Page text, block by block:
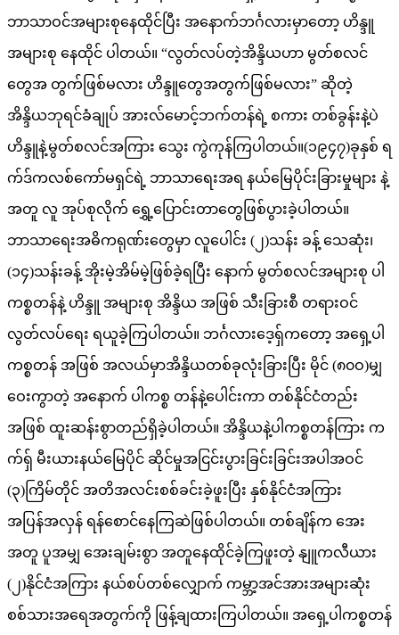
ဘာသာဝင်အများစုနေထိုင်ပြီး အနောက်ဘင်္ဂလားမှာတော့ ဟိန္ဒူ
အများစု နေထိုင် ပါတယ်။ “လွတ်လပ်တဲ့အိန္ဒိယဟာ မွတ်စလင်
တွေအ တွက်ဖြစ်မလား ဟိန္ဒူတွေအတွက်ဖြစ်မလား” ဆိုတဲ့
အိန္ဒိယဘုရင်ခံချုပ် အားလ်မောင့်ဘက်တန်ရဲ့ စကား တစ်ခွန်းနဲ့ပဲ
ဟိန္ဒူနဲ့မွတ်စလင်အကြား သွေး ကွဲကုန်ကြပါတယ်။(၁၉၄၇)ခုနှစ် ရ
က်ဒ်ကလစ်ကော်မရှင်ရဲ့ ဘာသာရေးအရ နယ်မြေပိုင်းခြားမှုများ နဲ့
အတူ လူ အုပ်စုလိုက် ရွှေ့ပြောင်းတာတွေဖြစ်ပွားခဲ့ပါတယ်။
ဘာသာရေးအဓိကရုဏ်းတွေမှာ လူပေါင်း (၂)သန်း ခန့် သေဆုံး၊
(၁၄)သန်းခန့် အိုးမဲ့အိမ်မဲ့ဖြစ်ခဲ့ရပြီး နောက် မွတ်စလင်အများစု ပါ
ကစ္စတန်နဲ့ ဟိန္ဒူ အများစု အိန္ဒိယ အဖြစ် သီးခြားစီ တရားဝင်
လွတ်လပ်ရေး ရယူခဲ့ကြပါတယ်။ ဘင်္ဂလားဒေ့ရှ်ကတော့ အရှေ့ပါ
ကစ္စတန် အဖြစ် အလယ်မှာအိန္ဒိယတစ်ခုလုံးခြားပြီး မိုင် (၈၀ဝ)မျှ
ဝေးကွာတဲ့ အနောက် ပါကစ္စ တန်နဲ့ပေါင်းကာ တစ်နိုင်ငံတည်း
အဖြစ် ထူးဆန်းစွာတည်ရှိခဲ့ပါတယ်။ အိန္ဒိယနဲ့ပါကစ္စတန်ကြား က
က်ရှ် မီးယားနယ်မြေပိုင် ဆိုင်မှုအငြင်းပွားခြင်းခြင်းအပါအဝင်
(၃)ကြိမ်တိုင် အတိအလင်းစစ်ခင်းခဲ့ဖူးပြီး နှစ်နိုင်ငံအကြား
အပြန်အလှန် ရန်စောင်နေကြဆဲဖြစ်ပါတယ်။ တစ်ချိန်က အေး
အတူ ပူအမျှ အေးချမ်းစွာ အတူနေထိုင်ခဲ့ကြဖူးတဲ့ နျူကလီယား
(၂)နိုင်ငံအကြား နယ်စပ်တစ်လျှောက် ကမ္ဘာ့အင်အားအများဆုံး
စစ်သားအရေအတွက်ကို ဖြန့်ချထားကြပါတယ်။ အရှေ့ပါကစ္စတန်